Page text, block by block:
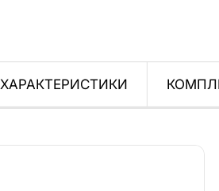
ХАРАКТЕРИСТИКИ